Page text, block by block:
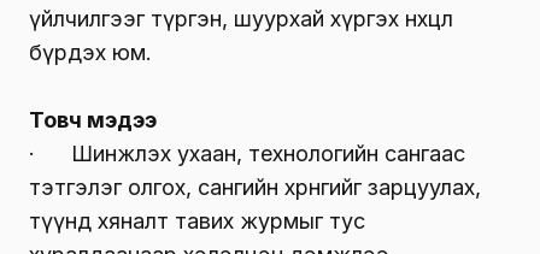
үйлчилгээг түргэн, шуурхай хүргэх нөхцөл
бүрдэх юм.
Товч мэдээ
· Шинжлэх ухаан, технологийн сангаас
тэтгэлэг олгох, сангийн хөрөнгийг зарцуулах,
түүнд хяналт тавих журмыг тус